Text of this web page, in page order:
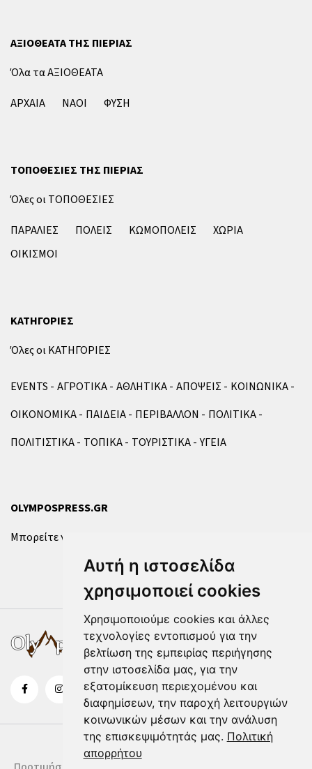
Αυτή η ιστοσελίδα
χρησιμοποιεί cookies
Χρησιμοποιούμε cookies και άλλες
τεχνολογίες εντοπισμού για την
βελτίωση της εμπειρίας περιήγησης
στην ιστοσελίδα μας, για την
εξατομίκευση περιεχομένου και
διαφημίσεων, την παροχή λειτουργιών
κοινωνικών μέσων και την ανάλυση
της επισκεψιμότητάς μας. Πολιτική
απορρήτου
ΑΞΙΟΘΕΑΤΑ ΤΗΣ ΠΙΕΡΙΑΣ
Όλα τα ΑΞΙΟΘΕΑΤΑ
ΑΡΧΑΙΑ
ΝΑΟΙ ΦΥΣΗ
ΤΟΠΟΘΕΣΙΕΣ ΤΗΣ ΠΙΕΡΙΑΣ
Όλες οι ΤΟΠΟΘΕΣΙΕΣ
ΠΑΡΑΛΙΕΣ
ΠΟΛΕΙΣ ΚΩΜΟΠΟΛΕΙΣ
ΧΩΡΙΑ
ΟΙΚΙΣΜΟΙ
ΚΑΤΗΓΟΡΙΕΣ
Όλες οι ΚΑΤΗΓΟΡΙΕΣ
EVENTS ΑΓΡΟΤΙΚΑ ΑΘΛΗΤΙΚΑ ΑΠΟΨΕΙΣ
ΚΟΙΝΩΝΙΚΑ
ΟΙΚΟΝΟΜΙΚΑ
ΠΑΙΔΕΙΑ ΠΕΡΙΒΑΛΛΟΝ
ΠΟΛΙΤΙΚΑ
ΠΟΛΙΤΙΣΤΙΚΑ
ΤΟΠΙΚΑ ΤΟΥΡΙΣΤΙΚΑ ΥΓΕΙΑ
OLYMPOSPRESS.GR
Μπορείτε να επικοινωνήσετε μαζί μας μέσω της